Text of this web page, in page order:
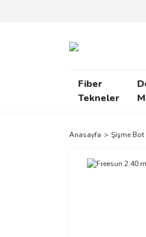
Fiber
Tekneler
Anasayfa Şişme Bot